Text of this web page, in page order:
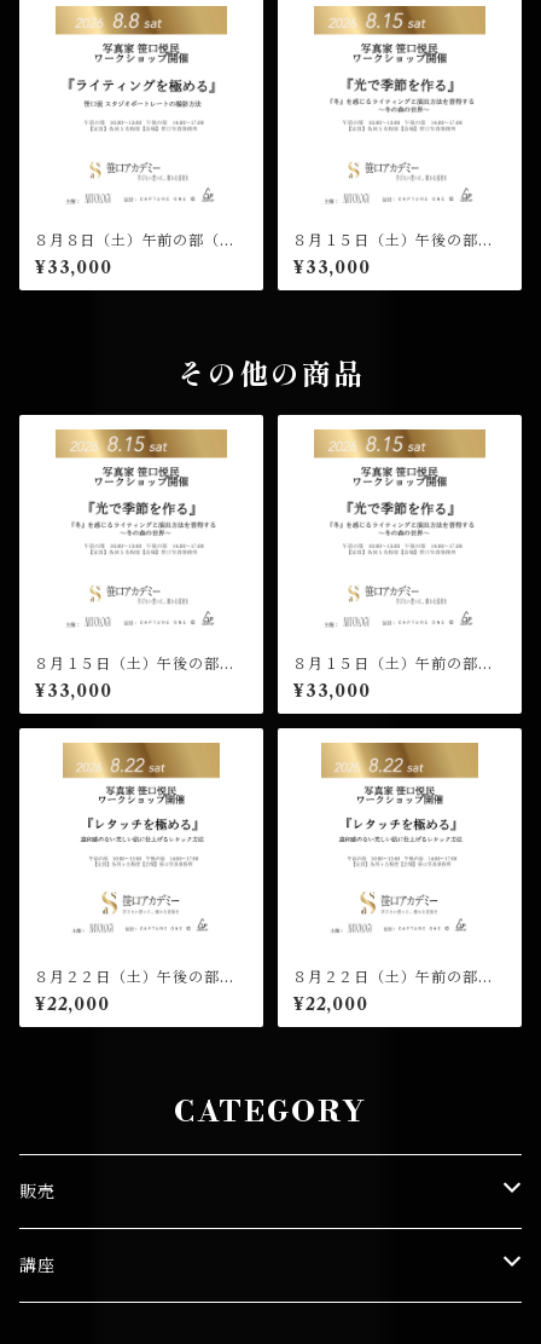
８月８日（土）午前の部（１
０：００開演）笹口悦民 ワー
クショップ 受講チケット
¥33,000
８月１５日（土）午後の部
（１４：００開演）笹口悦民
ワークショップ 受講チケッ
ト
¥33,000
その他の商品
８月１５日（土）午後の部
（１４：００開演）笹口悦民
ワークショップ 受講チケッ
ト
¥33,000
８月１５日（土）午前の部
（１０：００開演）笹口悦民
ワークショップ 受講チケッ
ト
¥33,000
８月２２日（土）午後の部
（１４：００開演）笹口悦民
ワークショップ 受講チケッ
ト
¥22,000
８月２２日（土）午前の部
（１０：００開演）笹口悦民
ワークショップ 受講チケッ
ト
¥22,000
CATEGORY
販売
笹口 悦民
講座